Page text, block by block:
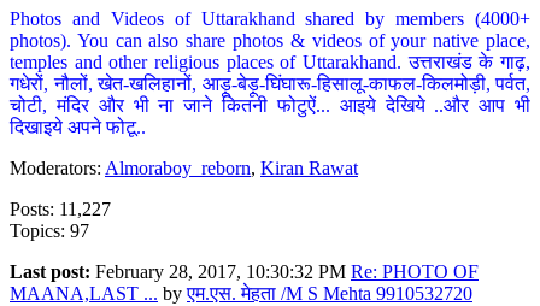
Photos and Videos of Uttarakhand shared by members (4000+
photos). You can also share photos & videos of your native place,
temples and other religious places of Uttarakhand. उत्तराखंड के गाढ़,
गधेरों, नौलों, खेत-खलिहानों, आड़ू-बेड़ू-घिंघारू-हिसालू-काफल-किलमोड़ी, पर्वत,
चोटी, मंदिर और भी ना जाने कितनी फोटुऐं... आइये देखिये ..और आप भी
दिखाइये अपने फोटू..
Moderators: Almoraboy_reborn, Kiran Rawat
Posts: 11,227
Topics: 97
Last post: February 28, 2017, 10:30:32 PM Re: PHOTO OF
MAANA,LAST ... byएम.एस. मेहता /M S Mehta 9910532720